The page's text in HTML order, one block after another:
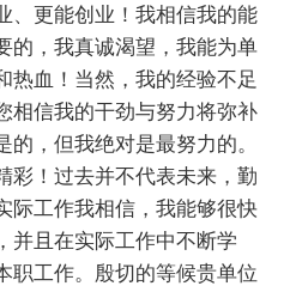
、更能创业！我相信我的能
的，我真诚渴望，我能为单
热血！当然，我的经验不足
相信我的干劲与努力将弥补
，但我绝对是最努力的。
彩！过去并不代表未来，勤
际工作我相信，我能够很快
并且在实际工作中不断学
职工作。殷切的等候贵单位